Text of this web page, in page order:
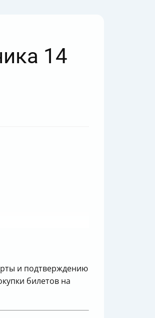
14
и подтверждению
билетов на